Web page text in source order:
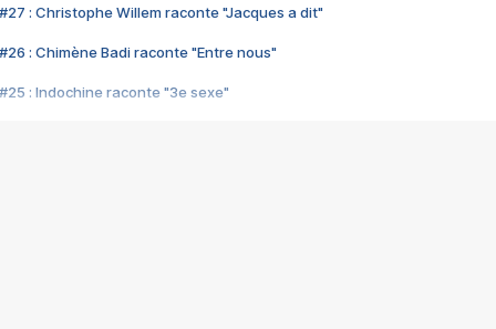
#27 : Christophe Willem raconte "Jacques a dit"
#26 : Chimène Badi raconte "Entre nous"
#25 : Indochine raconte "3e sexe"